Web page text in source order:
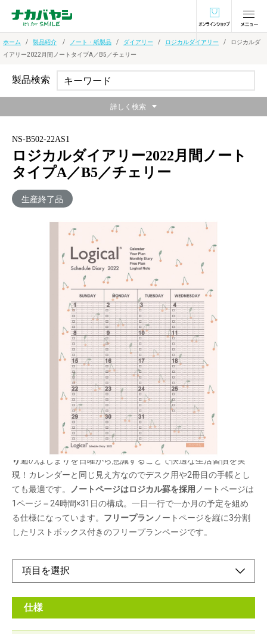
オンラインショ
ホーム 製品紹介 ノート・紙製品 ダイアリー ロジカルダイアリー
ロジカルダ
イアリー2022月間ノートタイプA／B5／チェリー
NS-B502-22AS1
ロジカルダイアリー2022月間ノート
タイプA／B5／チェリー
生産終了品
一年間安心して使えるロジカルダイアリー。1 冊
目にも2 冊目にも！
メーカー希望小売価格：
+ 税
生産終了品
エンボス加工を施した上品な風合いの表紙が特徴のAタイプ。気
品あるペールトーンの表紙で女性も男性も使いやすい！
り 週のはじまりを日曜から意識することで快適な生活習慣を実
現！カレンダーと同じ見え方なのでデスク用や2冊目の手帳とし
ても最適です。
ノートページはロジカル罫を採用 ノートページは
1ページ＝24時間×31日の構成。一日一行で一か月の予定を組め
る仕様になっています。 フリープラン ノートページを縦に3分割
したリストボックス付きのフリープランページです。
仕様
製品検索
詳しく検索